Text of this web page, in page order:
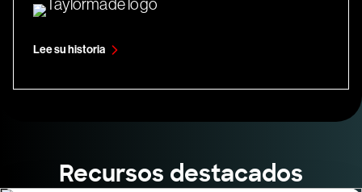
Lee su historia
Recursos destacados